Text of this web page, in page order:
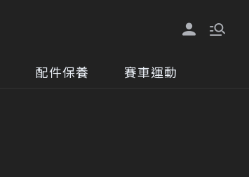
配件保養 賽車運動